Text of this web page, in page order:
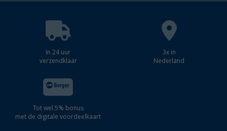
In 24 uur
verzendklaar
3x in
Nederland
Tot wel 5% bonus
met de digitale voordeelkaart